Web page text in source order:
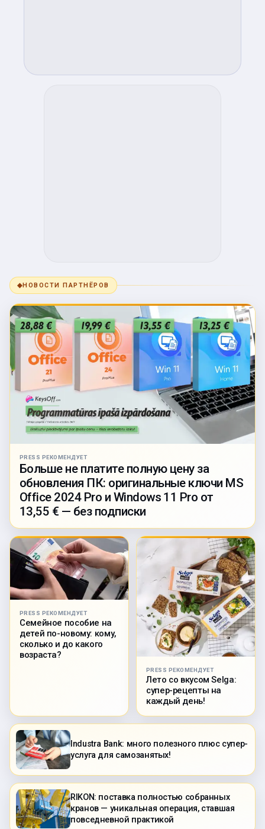
◆НОВОСТИ ПАРТНЁРОВ
PRESS РЕКОМЕНДУЕТ
Больше не платите полную цену за
обновления ПК: оригинальные ключи MS
Office 2024 Pro и Windows 11 Pro от
13,55 € — без подписки
PRESS РЕКОМЕНДУЕТ
Семейное пособие на
детей по-новому: кому,
сколько и до какого
возраста?
PRESS РЕКОМЕНДУЕТ
Лето со вкусом Selga:
супер-рецепты на
каждый день!
Industra Bank: много полезного плюс супер-
услуга для самозанятых!
RIKON: поставка полностью собранных
кранов — уникальная операция, ставшая
повседневной практикой